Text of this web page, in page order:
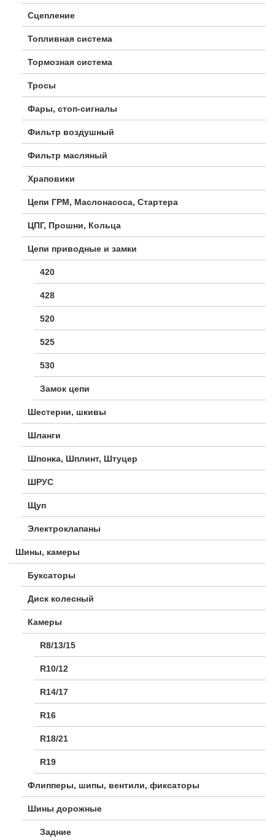
Сцепление
Топливная система
Тормозная система
Тросы
Фары, стоп-сигналы
Фильтр воздушный
Фильтр масляный
Храповики
Цепи ГРМ, Маслонасоса, Стартера
ЦПГ, Прошни, Кольца
Цепи приводные и замки
420
428
520
525
530
Замок цепи
Шестерни, шкивы
Шланги
Шпонка, Шплинт, Штуцер
ШРУС
Щуп
Электроклапаны
Шины, камеры
Буксаторы
Диск колесный
Камеры
R8/13/15
R10/12
R14/17
R16
R18/21
R19
Флипперы, шипы, вентили, фиксаторы
Шины дорожные
Задние